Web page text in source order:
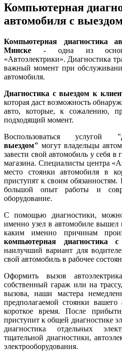
Компьютерная
автомобиля с
Компьютерная диагностика
Минске - одна из
«Автоэлектрики». Диагностика
важный момент при
автомобиля.
Диагностика с выездом к
которая даст возможность
авто, которые, к сожалению,
подходящий момент.
Воспользоваться услугой "
выездом" могут владельцы
завести свой автомобиль у себя в
магазина. Специалисты центра
место стоянки автомобиля в
приступят к своим
большой опыт работы и
оборудование.
С помощью диагностики,
именно узел в автомобиле вышел
каким именно причинам
компьютерная диагностика
наилучший вариант для
свой автомобиль в рабочее
Оформить вызов
собственный гараж или на
вызова, наши мастера
предполагаемой стоянки
короткое время. После
приступит к общей диагностике
диагностика отдельных
тщательной диагностики,
электрооборудования.